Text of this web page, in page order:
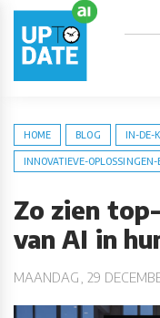
HOME BLOG IN-DE-
INNOVATIEVE-
Zo zien
van AI in
MAANDAG, 29